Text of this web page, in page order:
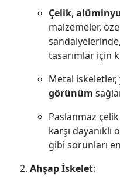
Çelik,
malzemeler,
tasarımlar için
Metal
görünüm
Paslanmaz
karşı dayanıklı
gibi sorunları
Ahşap İskelet: